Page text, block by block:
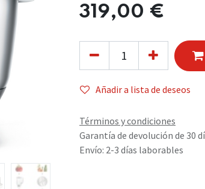
319,00 €
Añadir a lista de deseos
Términos y condiciones
Garantía de devolución de 30
Envío: 2-3 días laborables